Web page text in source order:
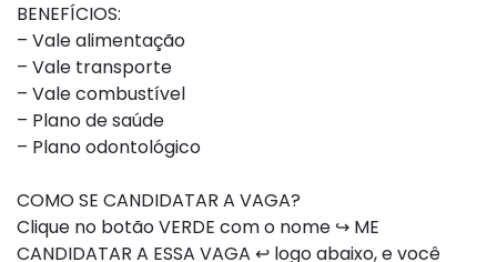
BENEFÍCIOS:
– Vale alimentação
– Vale transporte
– Vale combustível
– Plano de saúde
– Plano odontológico
COMO SE CANDIDATAR A VAGA?
Clique no botão VERDE com o nome ↪ ME
CANDIDATAR A ESSA VAGA ↩ logo abaixo, e você